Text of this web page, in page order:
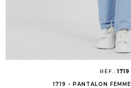
RÉF.:1719
1719 - PANTALON